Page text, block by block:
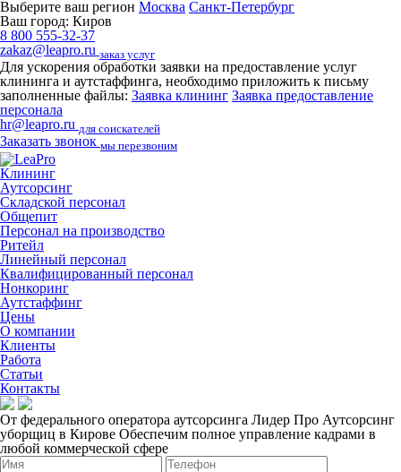
Выберите ваш регион Москва Санкт-Петербург
Ваш город: Киров
8 800 555-32-37
zakaz@leapro.ru заказ услуг
Для ускорения обработки заявки на предоставление услуг
клининга и аутстаффинга, необходимо приложить к письму
заполненные файлы: Заявка клининг Заявка предоставление
персонала
hr@leapro.ru для соискателей
Заказать звонок мы перезвоним
Клининг
Аутсорсинг
Складской персонал
Общепит
Персонал на производство
Ритейл
Линейный персонал
Квалифицированный персонал
Нонкоринг
Аутстаффинг
Цены
О компании
Клиенты
Работа
Статьи
Контакты
От федерального оператора аутсорсинга Лидер Про Аутсорсинг
уборщиц в Кирове Обеспечим полное управление кадрами в
любой коммерческой сфере